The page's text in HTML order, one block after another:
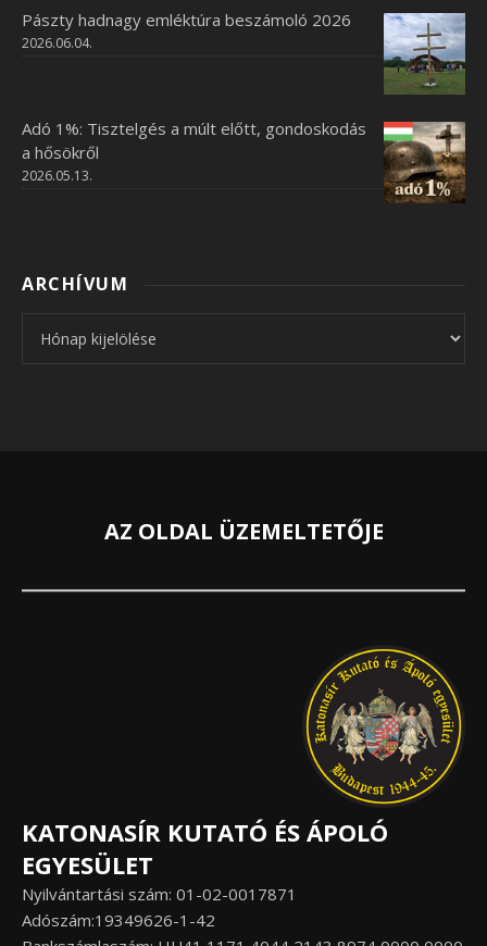
Pászty hadnagy emléktúra beszámoló 2026
2026.06.04.
Adó 1%: Tisztelgés a múlt előtt, gondoskodás
a hősökről
2026.05.13.
ARCHÍVUM
AZ OLDAL ÜZEMELTETŐJE
KATONASÍR KUTATÓ ÉS ÁPOLÓ
EGYESÜLET
Nyilvántartási szám: 01-02-0017871
Adószám:19349626-1-42